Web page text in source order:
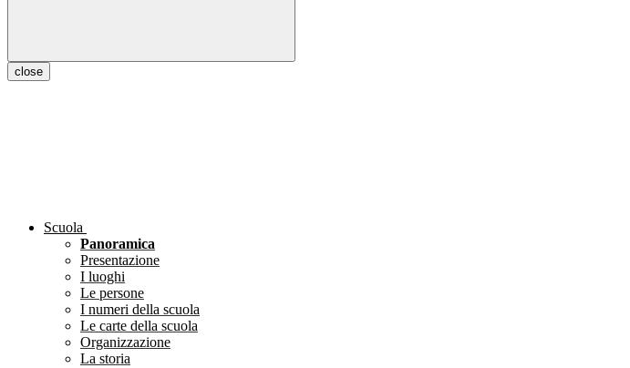
close
Scuola
Panoramica
Presentazione
I luoghi
Le persone
I numeri della scuola
Le carte della scuola
Organizzazione
La storia